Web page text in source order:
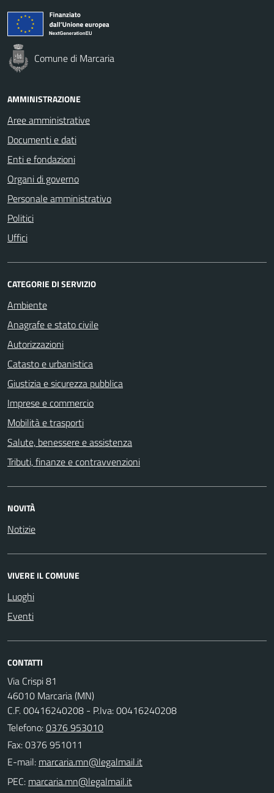
Comune di Marcaria
AMMINISTRAZIONE
Aree amministrative
Documenti e dati
Enti e fondazioni
Organi di governo
Personale amministrativo
Politici
Uffici
CATEGORIE DI SERVIZIO
Ambiente
Anagrafe e stato civile
Autorizzazioni
Catasto e urbanistica
Giustizia e sicurezza pubblica
Imprese e commercio
Mobilità e trasporti
Salute, benessere e assistenza
Tributi, finanze e contravvenzioni
NOVITÀ
Notizie
VIVERE IL COMUNE
Luoghi
Eventi
CONTATTI
Via Crispi 81
46010 Marcaria (MN)
C.F. 00416240208 - P.Iva: 00416240208
Telefono:0376 953010
Fax: 0376 951011
E-mail:
PEC: